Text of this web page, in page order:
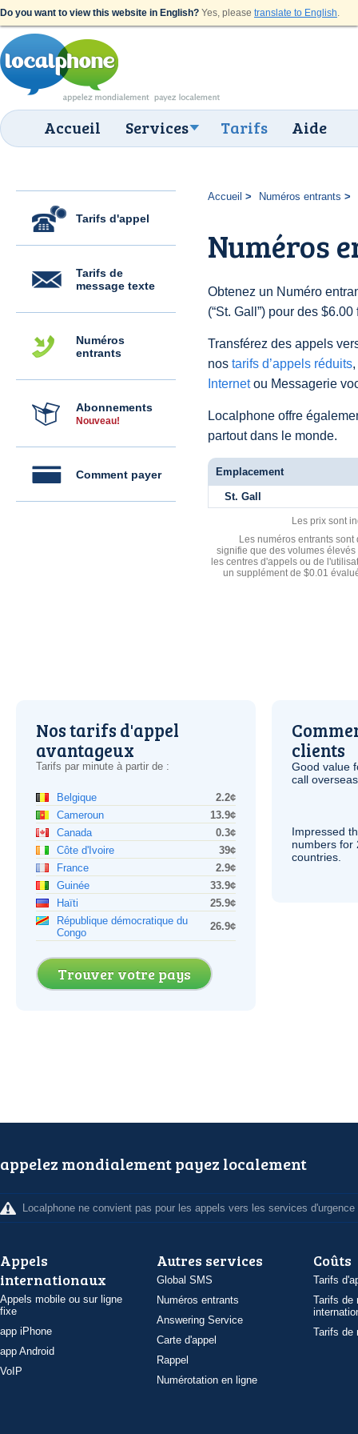
Do you want to view this website in English? Yes, please translate to English.
Accueil Services Tarifs Aide
Tarifs d'appel
Tarifs de
message texte
Numéros
entrants
Abonnements
Nouveau!
Comment payer
Accueil Numéros entrants
Numéros
Obtenez un Numéro
(“St. Gall”) pour des
Transférez des appels
nos tarifs d’appels réduits
Internetou Messagerie
Localphone offre
partout dans le monde.
Emplacement
St. Gall
Les prix sont
Les numéros entrants
signifie que des volumes
les centres d'appels ou de
un supplément de $0.01
Nos tarifs d'appel
avantageux
Tarifs par minute à partir de :
Belgique
2.2¢
Cameroun
13.9¢
Canada
0.3¢
Côte d'Ivoire
39¢
France
2.9¢
Guinée
33.9¢
Haïti
25.9¢
République démocratique du
Congo
26.9¢
Trouver votre pays
clients
Good value
call
Impressed
numbers for
countries.
appelez mondialement payez localement
Localphone ne convient pas pour les appels vers les services d'urgence
Appels
internationaux
Appels mobile ou sur ligne
fixe
app iPhone
app Android
VoIP
Autres services
Global SMS
Numéros entrants
Answering Service
Carte d'appel
Rappel
Numérotation en ligne
Coûts
Tarifs
Tarifs de
Tarifs de